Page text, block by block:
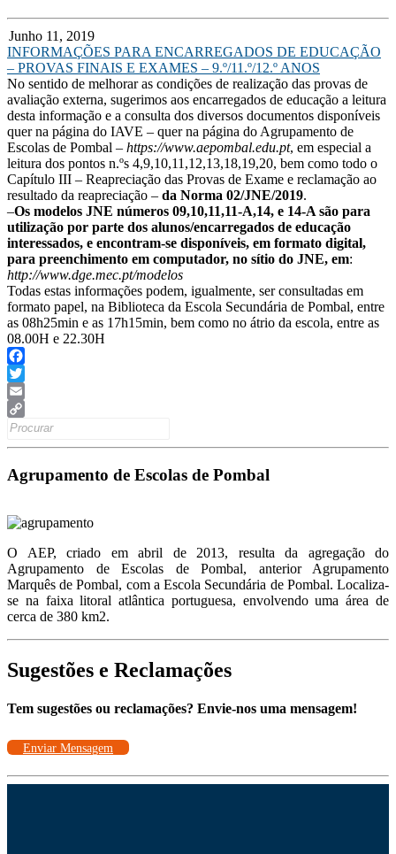
Junho 11, 2019
INFORMAÇÕES PARA ENCARREGADOS DE EDUCAÇÃO
– PROVAS FINAIS E EXAMES – 9.º/11.º/12.º ANOS
No sentido de melhorar as condições de realização das provas de
avaliação externa, sugerimos aos encarregados de educação a leitura
desta informação e a consulta dos diversos documentos disponíveis
quer na página do IAVE – quer na página do Agrupamento de
Escolas de Pombal – https://www.aepombal.edu.pt, em especial a
leitura dos pontos n.ºs 4,9,10,11,12,13,18,19,20, bem como todo o
Capítulo III – Reapreciação das Provas de Exame e reclamação ao
resultado da reapreciação – da Norma 02/JNE/2019.
–Os modelos JNE números 09,10,11,11-A,14, e 14-A são para
utilização por parte dos alunos/encarregados de educação
interessados, e encontram-se disponíveis, em formato digital,
para preenchimento em computador, no sítio do JNE, em:
http://www.dge.mec.pt/modelos
Todas estas informações podem, igualmente, ser consultadas em
formato papel, na Biblioteca da Escola Secundária de Pombal, entre
as 08h25min e as 17h15min, bem como no átrio da escola, entre as
08.00H e 22.30H
Facebook
Twitter
Email
Copy
Link
Search
Agrupamento de Escolas de Pombal
O AEP, criado em abril de 2013, resulta da agregação do
Agrupamento de Escolas de Pombal, anterior Agrupamento
Marquês de Pombal, com a Escola Secundária de Pombal. Localiza-
se na faixa litoral atlântica portuguesa, envolvendo uma área de
cerca de 380 km2.
Sugestões e Reclamações
Tem sugestões ou reclamações? Envie-nos uma mensagem!
Enviar Mensagem